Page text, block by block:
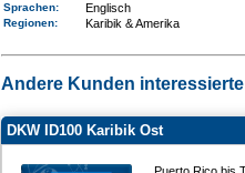
Sprachen: Englisch
Regionen: Karibik & Amerika
Andere Kunden
DKW ID100 Karibik Ost